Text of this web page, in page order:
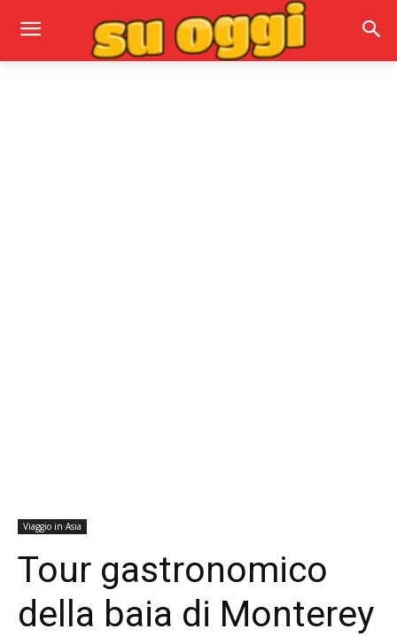
Viaggio in Asia
Tour gastronomico
della baia di Monterey